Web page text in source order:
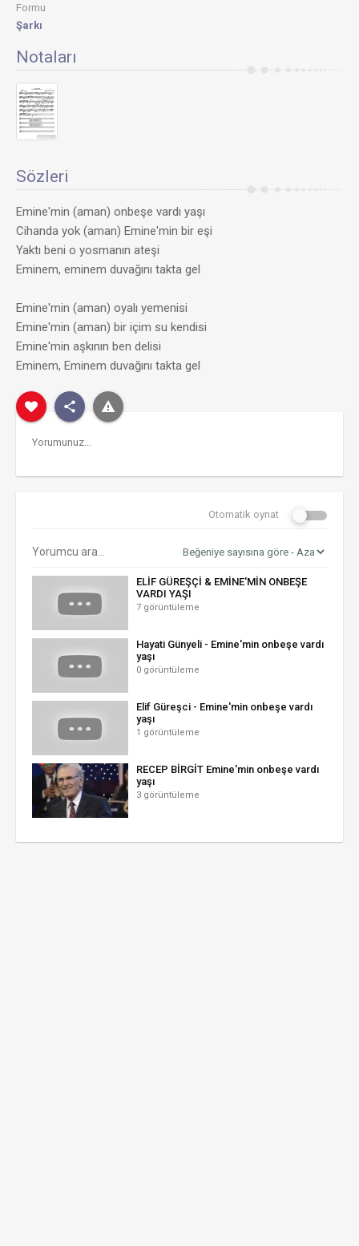
Formu
Şarkı
Notaları
Sözleri
Emine'min (aman) onbeşe vardı yaşı
Cihanda yok (aman) Emine'min bir eşi
Yaktı beni o yosmanın ateşi
Eminem, eminem duvağını takta gel
Emine'min (aman) oyalı yemenisi
Emine'min (aman) bir içim su kendisi
Emine'min aşkının ben delisi
Eminem, Eminem duvağını takta gel
Otomatik oynat
ELİF GÜREŞÇİ & EMİNE'MİN ONBEŞE
VARDI YAŞI
7 görüntüleme
Hayati Günyeli - Emine'min onbeşe vardı
yaşı
0 görüntüleme
Elif Güreşci - Emine'min onbeşe vardı
yaşı
1 görüntüleme
RECEP BİRGİT Emine'min onbeşe vardı
yaşı
3 görüntüleme